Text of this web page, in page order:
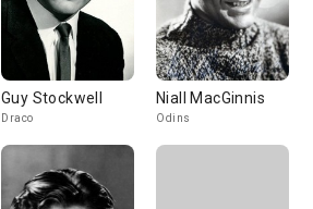
Guy Stockwell
Draco
Niall MacGinnis
Odins